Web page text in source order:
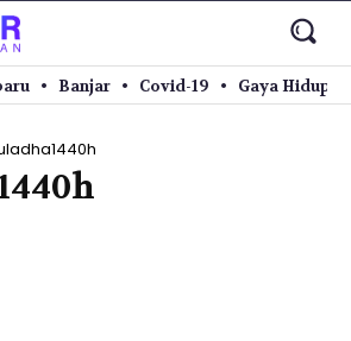
Banjar Covid-19 Gaya Hidup